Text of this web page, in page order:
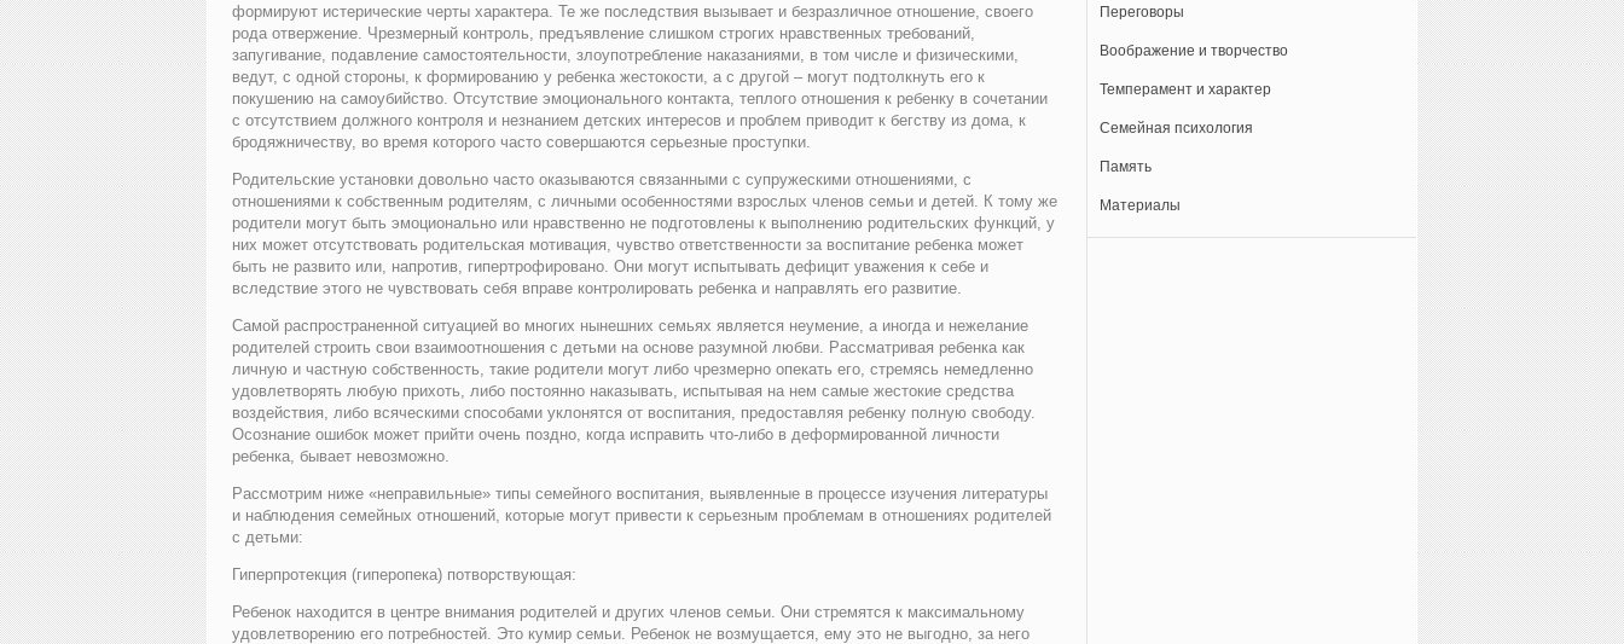
Переговоры
Воображение и творчество
Темперамент и характер
Семейная психология
Память
Материалы
формируют истерические черты характера. Те же последствия вызывает и безразличное отношение, своего
рода отвержение. Чрезмерный контроль, предъявление слишком строгих нравственных требований,
запугивание, подавление самостоятельности, злоупотребление наказаниями, в том числе и физическими,
ведут, с одной стороны, к формированию у ребенка жестокости, а с другой – могут подтолкнуть его к
покушению на самоубийство. Отсутствие эмоционального контакта, теплого отношения к ребенку в сочетании
с отсутствием должного контроля и незнанием детских интересов и проблем приводит к бегству из дома, к
бродяжничеству, во время которого часто совершаются серьезные проступки.
Родительские установки довольно часто оказываются связанными с супружескими отношениями, с
отношениями к собственным родителям, с личными особенностями взрослых членов семьи и детей. К тому же
родители могут быть эмоционально или нравственно не подготовлены к выполнению родительских функций, у
них может отсутствовать родительская мотивация, чувство ответственности за воспитание ребенка может
быть не развито или, напротив, гипертрофировано. Они могут испытывать дефицит уважения к себе и
вследствие этого не чувствовать себя вправе контролировать ребенка и направлять его развитие.
Самой распространенной ситуацией во многих нынешних семьях является неумение, а иногда и нежелание
родителей строить свои взаимоотношения с детьми на основе разумной любви. Рассматривая ребенка как
личную и частную собственность, такие родители могут либо чрезмерно опекать его, стремясь немедленно
удовлетворять любую прихоть, либо постоянно наказывать, испытывая на нем самые жестокие средства
воздействия, либо всяческими способами уклонятся от воспитания, предоставляя ребенку полную свободу.
Осознание ошибок может прийти очень поздно, когда исправить что-либо в деформированной личности
ребенка, бывает невозможно.
Рассмотрим ниже «неправильные» типы семейного воспитания, выявленные в процессе изучения литературы
и наблюдения семейных отношений, которые могут привести к серьезным проблемам в отношениях родителей
с детьми:
Гиперпротекция (гиперопека) потворствующая:
Ребенок находится в центре внимания родителей и других членов семьи. Они стремятся к максимальному
удовлетворению его потребностей. Это кумир семьи. Ребенок не возмущается, ему это не выгодно, за него